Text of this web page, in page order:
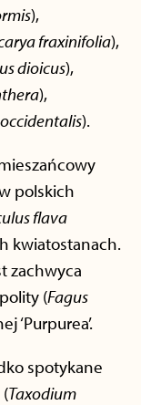
),
fraxinifolia),
dioicus),
),
).
polskich
flava
kwiatostanach.
zachwyca
(Fagus
‘Purpurea’.
spotykane
Taxodium